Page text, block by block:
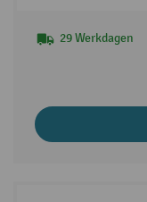
29 Werkdagen